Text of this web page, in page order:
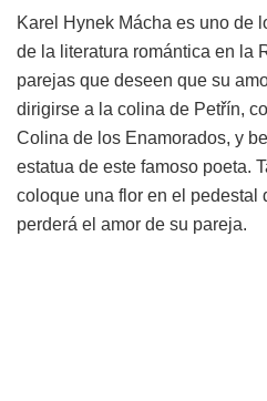
Karel Hynek Mácha es uno de
de la literatura romántica en la
parejas que deseen que su
dirigirse a la colina de Petřín,
Colina de los Enamorados, y
estatua de este famoso poeta.
coloque una flor en el pedestal
perderá el amor de su pareja.